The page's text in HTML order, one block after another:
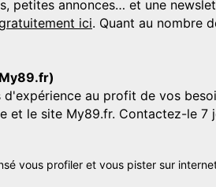
petites annonces… et une
ici. Quant au nombre
au profit de vos
et le site My89.fr. Contactez-le
vous profiler et vous pister sur